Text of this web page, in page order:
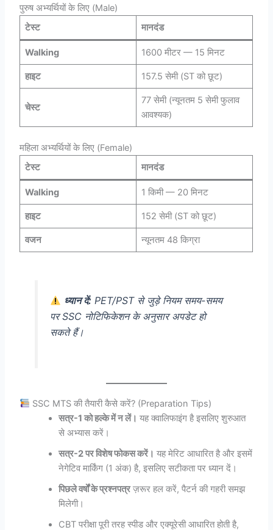
पुरुष अभ्यर्थियों के लिए (Male)
टेस्ट
मानदंड
Walking 1600 मीटर — 15 मिनट
हाइट 157.5 सेमी (ST को छूट)
चेस्ट
77 सेमी (न्यूनतम 5 सेमी फुलाव
आवश्यक)
महिला अभ्यर्थियों के लिए (Female)
टेस्ट
मानदंड
Walking 1 किमी — 20 मिनट
हाइट 152 सेमी (ST को छूट)
वजन न्यूनतम 48 किग्रा
ध्यान दें:PET/PST से जुड़े नियम समय-समय
पर SSC नोटिफिकेशन के अनुसार अपडेट हो
सकते हैं।
SSC MTS की तैयारी कैसे करें? (Preparation Tips)
सत्र-1 को हल्के में न लें। यह क्वालिफाइंग है इसलिए शुरुआत
से अभ्यास करें।
सत्र-2 पर विशेष फोकस करें। यह मेरिट आधारित है और इसमें
नेगेटिव मार्किंग (1 अंक) है, इसलिए सटीकता पर ध्यान दें।
पिछले वर्षों के प्रश्नपत्रज़रूर हल करें, पैटर्न की गहरी समझ
मिलेगी।
CBT परीक्षा पूरी तरह स्पीड और एक्यूरेसी आधारित होती है,